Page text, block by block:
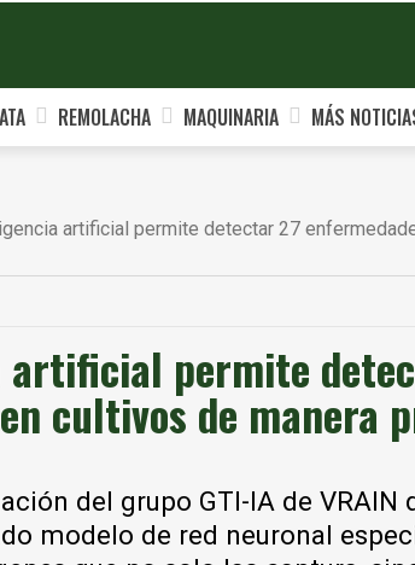
REMOLACHA MAQUINARIA MÁS
artificial permite detectar 27
artificial permite
cultivos de manera
del grupo GTI-IA de VRAIN
modelo de red neuronal